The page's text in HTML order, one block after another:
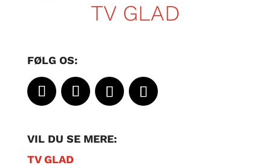
TV GLAD
FØLG OS:
VIL DU SE MERE:
TV GLAD